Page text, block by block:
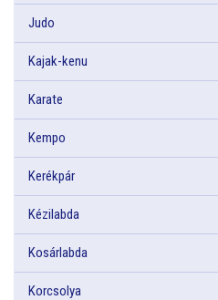
Judo
Kajak-kenu
Karate
Kempo
Kerékpár
Kézilabda
Kosárlabda
Korcsolya